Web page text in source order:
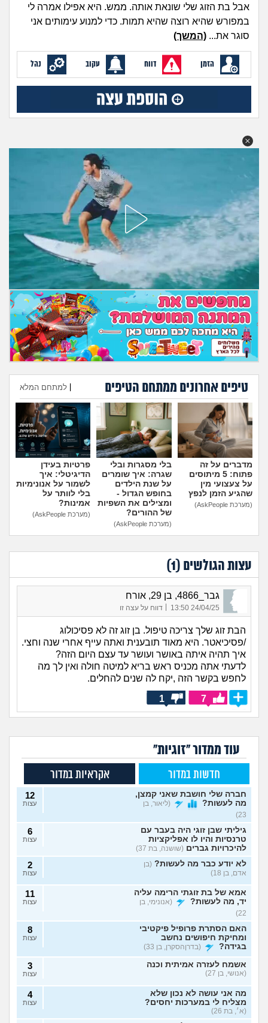
פיננסי וכלכלה
חיות מחמד
יוקר המחיה
אבל בת הזוג שלי שונאת אותה. ממש. היא אפילו אמרה לי
במפורש שהיא רוצה שהיא תמות. כדי למנוע עימותים אני
סוגר את... (המשך)
הזמן דווח עקוב נהל
טיפים אחרונים ממתחם הטיפים למתחם המלא
הוספת טיפ
מדברים על זה
פתוח: 5 מיתוסים
על צעצועי מין
שהגיע הזמן לנפץ
(מערכת AskPeople)
בלי מסגרות ובלי
שגרה: איך שומרים
על שנת הילדים
בחופש הגדול -
ומצילים את השפיות
של ההורים?
(מערכת AskPeople)
פרטיות בעידן
הדיגיטלי: איך
לשמור על אנונימיות
בלי לוותר על
אמינות?
(מערכת AskPeople)
עצות הגולשים (1
)
גבר_4866, בן 29, אורח
24/04/25 13:50 דווח על עצה זו
הבת זוג שלך צריכה טיפול. בן זוג זה לא פסיכולוג
/פסיכיאטר. היא מאוד תובענית ואתה עייף אחרי שנה וחצי.
איך תהיה איתה באושר ועושר עד עצם היום הזה?
לדעתי אתה מכניס ראש בריא למיטה חולה ואין לך מה
לחפש בקשר הזה ,יקח לה שנים להחלים.
7
1
עוד ממדור "זוגיות"
חדשות במדור אקראיות במדור
חברה שלי חושבת שאני קמצן,
מה לעשות?
(ליאור, בן
23)
12
עצות
גיליתי שבן זוגי היה בעבר עם
טרנסיות והיו לו אפליקציות
להיכרויות גברים (שושנה, בת 37)
6
עצות
לא יודע כבר מה לעשות? (בן
אדם, בן 18)
2
עצות
אמא של בת זוגתי הרימה עליה
יד, מה לעשות?
(אנונימי, בן
22)
11
עצות
האם הסתרת פרופיל פיקטיבי
ומחיקת חיפושים נחשב
בגידה?
(בדרןהסקרן, בן 33)
8
עצות
אשמח לעזרה אמיתית וכנה
(אנושי, בן 27)
3
עצות
מה אני עושה לא נכון שלא
מצליח לי במערכות יחסים?
(א׳, בת 26)
4
עצות